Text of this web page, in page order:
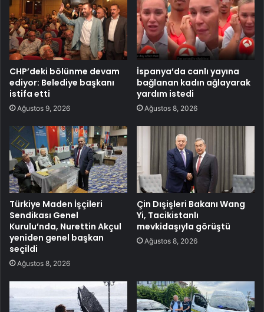
CHP’deki bölünme devam
ediyor: Belediye başkanı
istifa etti
Ağustos 9, 2026
İspanya’da canlı yayına
bağlanan kadın ağlayarak
yardım istedi
Ağustos 8, 2026
Türkiye Maden İşçileri
Sendikası Genel
Kurulu’nda, Nurettin Akçul
yeniden genel başkan
seçildi
Ağustos 8, 2026
Çin Dışişleri Bakanı Wang
Yi, Tacikistanlı
mevkidaşıyla görüştü
Ağustos 8, 2026